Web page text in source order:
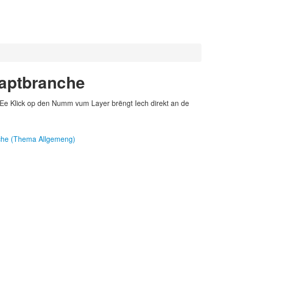
Klick op den Numm vum Layer brëngt Iech direkt an de
(Thema Allgemeng)